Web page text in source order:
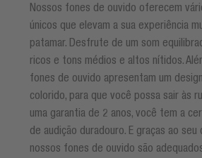
Nossos fones de ouvido oferecem
únicos que elevam a sua experiência
patamar. Desfrute de um som
ricos e tons médios e altos nítidos.
fones de ouvido apresentam um
colorido, para que você possa sair às
uma garantia de 2 anos, você tem a
de audição duradouro. E graças ao seu
nossos fones de ouvido são